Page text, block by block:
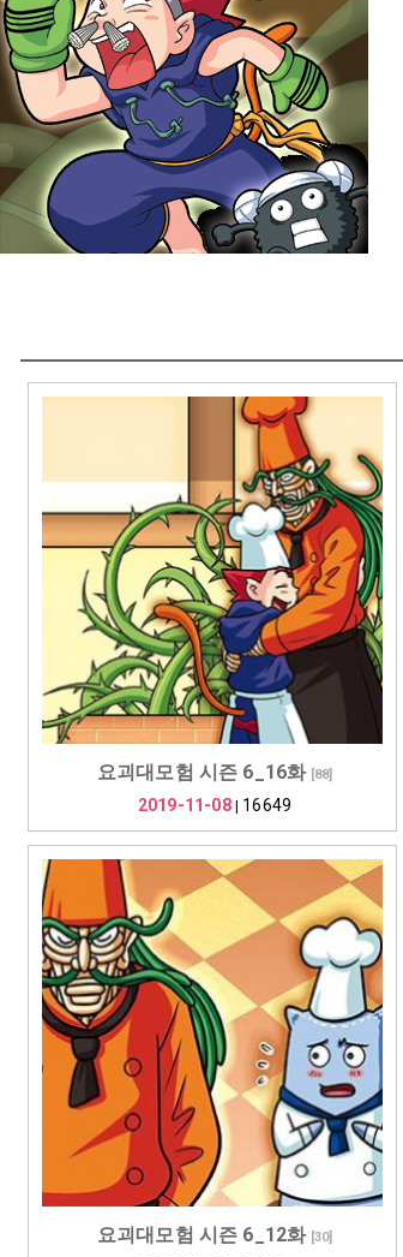
요괴대모험 시즌 6_16화[88]
2019-11-08| 16649
요괴대모험 시즌 6_12화[30]